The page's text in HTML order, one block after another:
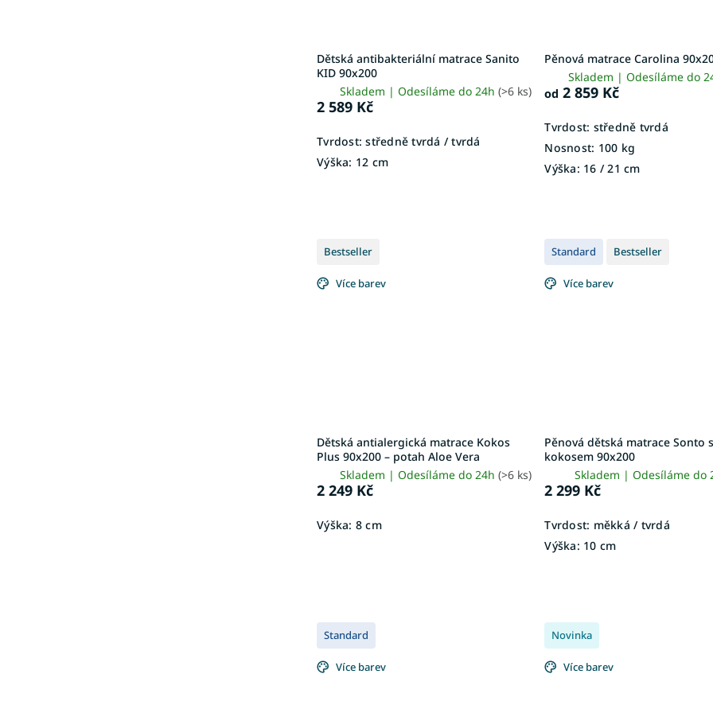
Dětská antibakteriální matrace Sanito
KID 90x200
Skladem | Odesíláme do 24h(>6 ks)
2 589 Kč
Tvrdost: středně tvrdá / tvrdá
Výška: 12 cm
Pěnová matrace Carolina
Skladem | Odesíláme do
od 2 859 Kč
Tvrdost: středně tvrdá
Nosnost: 100 kg
Výška: 16 / 21 cm
Bestseller
Více barev
Dětská antialergická matrace Kokos
Plus 90x200 – potah Aloe Vera
Skladem | Odesíláme do 24h(>6 ks)
2 249 Kč
Výška: 8 cm
Standard Bestseller
Více barev
Pěnová dětská matrace Sonto s
kokosem 90x200
Skladem | Odesíláme do
2 299 Kč
Tvrdost: měkká / tvrdá
Výška: 10 cm
Standard
Více barev
Novinka
Více barev